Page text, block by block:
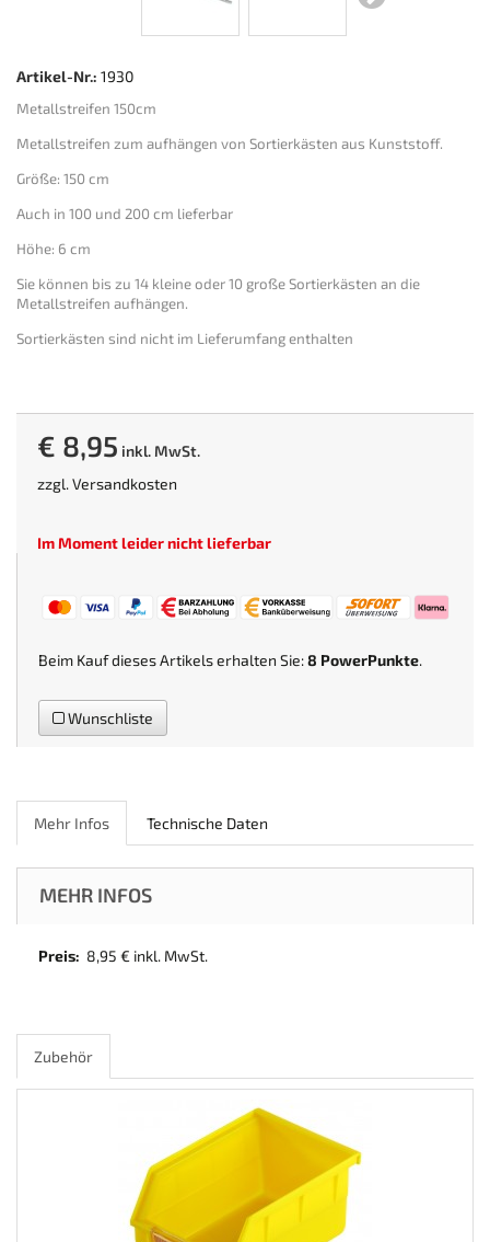
Artikel-Nr.: 1930
Metallstreifen 150cm
Metallstreifen zum aufhängen von Sortierkästen aus Kunststoff.
Größe: 150 cm
Auch in 100 und 200 cm lieferbar
Höhe: 6 cm
Sie können bis zu 14 kleine oder 10 große Sortierkästen an die
Metallstreifen aufhängen.
Sortierkästen sind nicht im Lieferumfang enthalten
€ 8,95 inkl. MwSt.
zzgl.Versandkosten
Im Moment leider nicht lieferbar
Beim Kauf dieses Artikels erhalten Sie:8 PowerPunkte.
Wunschliste
Mehr Infos Technische Daten
MEHR INFOS
Preis: 8,95 € inkl. MwSt.
Zubehör